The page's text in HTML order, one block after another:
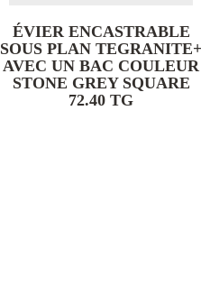
ÉVIER ENCASTRABLE
SOUS PLAN TEGRANITE+
AVEC UN BAC COULEUR
STONE GREY SQUARE
72.40 TG